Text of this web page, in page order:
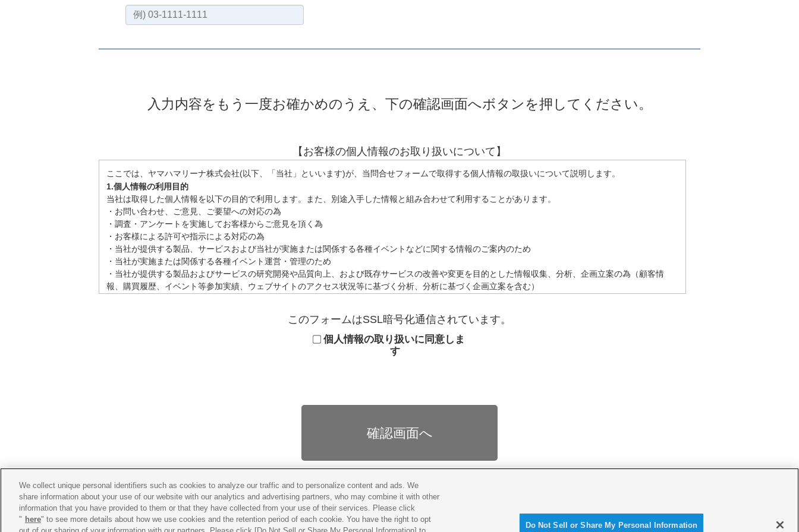
入力内容をもう一度お確かめのうえ、下の確認画面へボタンを押してください。
【お客様の個人情報のお取り扱いについて】
ここでは、ヤマハマリーナ株式会社(以下、「当社」といいます)が、当問合せフォームで取得する個人情報の取扱いについて説明します。
1.個人情報の利用目的
当社は取得した個人情報を以下の目的で利用します。また、別途入手した情報と組み合わせて利用することがあります。
・お問い合わせ、ご意見、ご要望への対応の為
・調査・アンケートを実施してお客様からご意見を頂く為
・お客様による許可や指示による対応の為
・当社が提供する製品、サービスおよび当社が実施または関係する各種イベントなどに関する情報のご案内のため
・当社が実施または関係する各種イベント運営・管理のため
・当社が提供する製品およびサービスの研究開発や品質向上、および既存サービスの改善や変更を目的とした情報収集、分析、企画立案の為（顧客情
報、購買履歴、イベント等参加実績、ウェブサイトのアクセス状況等に基づく分析、分析に基づく企画立案を含む）
・法的義務の履行の為等、法令で認められた責任を果たす為
・第三者、子会社、関連会社との契約上の義務の履行の為
・係争事案の対応の為、及び財産（ネットワークや情報資産を含む）・権利の保護及び安全の確保の為
託するために、個人情報を業務委託先に提供することがあります。この場合においても、弊社は業務委託先に対し、提供した個人データの適正な取り扱
3.第三者配信事業者の広告配信
当社の広告は、Googleなどの第三者配信事業者によりインターネット上のさまざまなWebサイトに掲載されています。第三者配信事業者は Cookie等の
このフォームはSSL暗号化通信されています。
個人情報の取り扱いに同意しま
す
We collect unique personal identifiers such as cookies to analyze our traffic and to personalize content and ads. We
share information about your use of our website with our analytics and advertising partners, who may combine it with other
information that you have provided to them or that they have collected from your use of their services. Please click
" here" to see more details about how we use cookies and the retention period of each cookie. You have the right to opt
Do Not Sell or Share My Personal Information